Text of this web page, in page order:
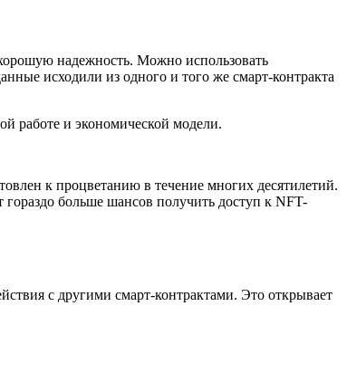
надежность. Можно использовать
исходили из одного и того же смарт-контракта
работе и экономической модели.
к процветанию в течение многих десятилетий.
больше шансов получить доступ к NFT-
с другими смарт-контрактами. Это открывает